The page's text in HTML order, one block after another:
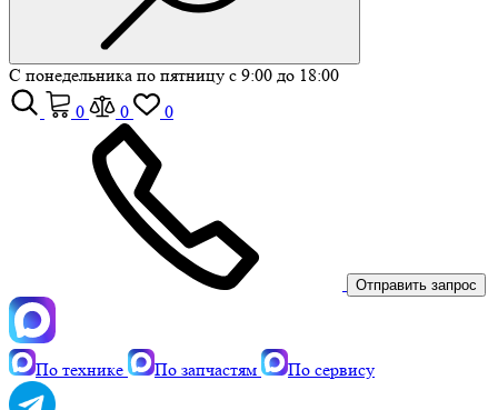
С понедельника по пятницу с 9:00 до 18:00
0
0 0
Отправить запрос
По технике По запчастям По сервису